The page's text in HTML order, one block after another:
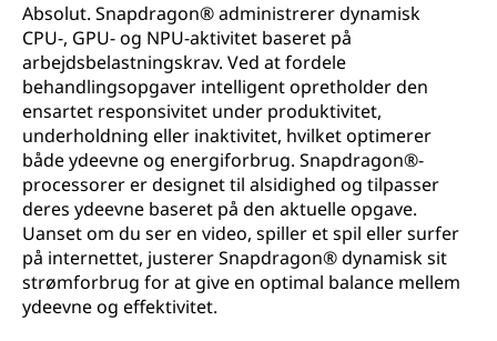
Absolut. Snapdragon® administrerer dynamisk
CPU-, GPU- og NPU-aktivitet baseret på
arbejdsbelastningskrav. Ved at fordele
behandlingsopgaver intelligent opretholder den
ensartet responsivitet under produktivitet,
underholdning eller inaktivitet, hvilket optimerer
både ydeevne og energiforbrug. Snapdragon®-
processorer er designet til alsidighed og tilpasser
deres ydeevne baseret på den aktuelle opgave.
Uanset om du ser en video, spiller et spil eller surfer
på internettet, justerer Snapdragon® dynamisk sit
strømforbrug for at give en optimal balance mellem
ydeevne og effektivitet.